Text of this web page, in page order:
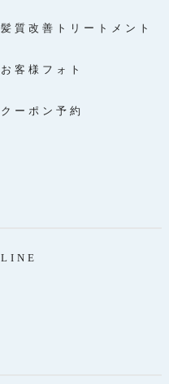
髪質改善トリートメント
お客様フォト
クーポン予約
LINE